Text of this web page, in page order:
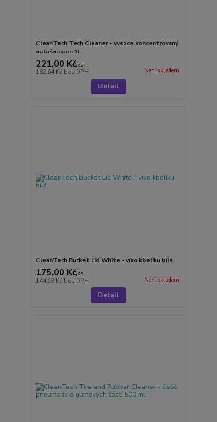
CleanTech Tech Cleaner - vysoce koncentrovaný
autošampon 1l
221,00 Kč/ks
182,64 Kč bez DPH Není skladem
Detail
CleanTech Bucket Lid White - víko kbelíku bílé
175,00 Kč/ks
144,63 Kč bez DPH Není skladem
Detail